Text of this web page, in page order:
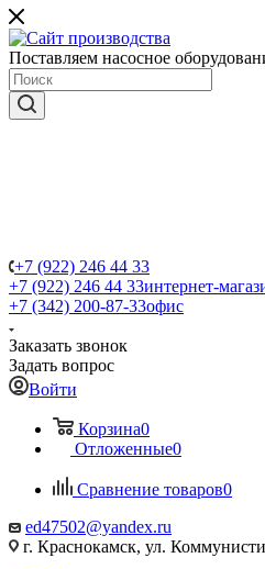
Поставляем насосное
+7 (922) 246 44 33
+7 (922) 246 44 33интернет-
+7 (342) 200-87-33офис
Заказать звонок
Задать вопрос
Войти
Корзина0
Отложенные0
Сравнение товаров0
ed47502@yandex.ru
г. Краснокамск, ул.